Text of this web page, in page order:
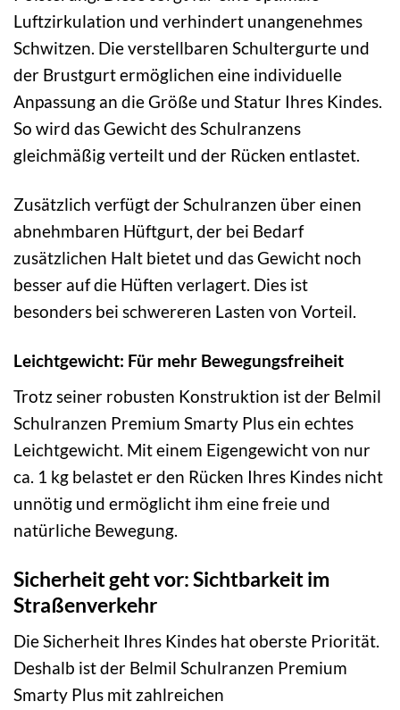
Luftzirkulation und verhindert unangenehmes
Schwitzen. Die verstellbaren Schultergurte und
der Brustgurt ermöglichen eine individuelle
Anpassung an die Größe und Statur Ihres Kindes.
So wird das Gewicht des Schulranzens
gleichmäßig verteilt und der Rücken entlastet.
Zusätzlich verfügt der Schulranzen über einen
abnehmbaren Hüftgurt, der bei Bedarf
zusätzlichen Halt bietet und das Gewicht noch
besser auf die Hüften verlagert. Dies ist
besonders bei schwereren Lasten von Vorteil.
Leichtgewicht: Für mehr Bewegungsfreiheit
Trotz seiner robusten Konstruktion ist der Belmil
Schulranzen Premium Smarty Plus ein echtes
Leichtgewicht. Mit einem Eigengewicht von nur
ca. 1 kg belastet er den Rücken Ihres Kindes nicht
unnötig und ermöglicht ihm eine freie und
natürliche Bewegung.
Sicherheit geht vor: Sichtbarkeit im
Straßenverkehr
Die Sicherheit Ihres Kindes hat oberste Priorität.
Deshalb ist der Belmil Schulranzen Premium
Smarty Plus mit zahlreichen